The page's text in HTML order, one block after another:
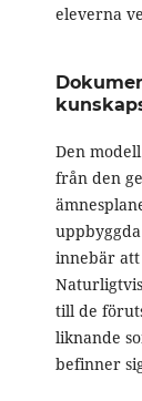
eleverna
Den
från den
innebär
till de
liknande
befinner